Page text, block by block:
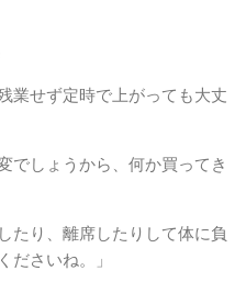
業せず定時で上がっても大丈
でしょうから、何か買ってき
たり、離席したりして体に負
ださいね。」